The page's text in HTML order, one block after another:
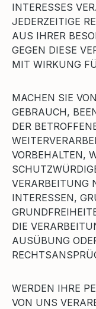
INTERESSES
JEDERZEITIGE
AUS IHRER
GEGEN DIESE
MIT WIRKUNG
MACHEN SIE
GEBRAUCH,
DER
VORBEHALTEN,
VERARBEITUNG
INTERESSEN,
DIE
AUSÜBUNG
WERDEN IHRE
VON UNS